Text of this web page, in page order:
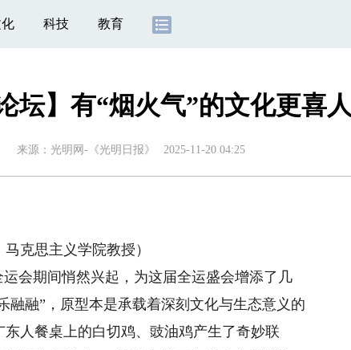
科技 教育
坛】有“烟火气”的文化更喜人
来源： 光明网-《光明日报》 2025-11-20 04:25
克思主义学院教授）
会期间悄然兴起，为这届全运盛会增添了几
融融”，原型本是承载着深刻文化与生态意义的
人餐桌上的白切鸡、豉油鸡产生了奇妙联